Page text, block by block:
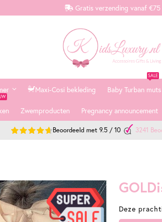
Gratis verzending vanaf €75
Maxi-Cosi bekleding Baby Turban muts
SALE
Zwemproducten Pregnancy announcement
Beoordeeld met 9.5/10 3241
Deze